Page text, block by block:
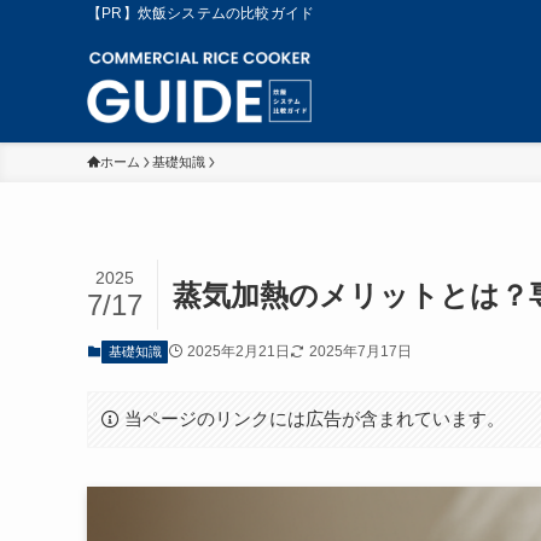
【PR】炊飯システムの比較ガイド
ホーム 基礎知識
蒸気加熱のメリットとは？
2025
7/17
基礎知識 2025年2月21日 2025年7月17日
当ページのリンクには広告が含まれています。